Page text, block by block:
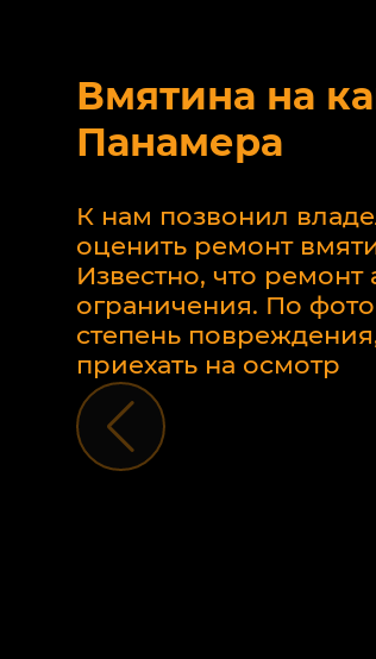
Вмятина на
Панамера
К нам позвонил
оценить ремонт
Известно, что
ограничения. По
степень
приехать на осмотр